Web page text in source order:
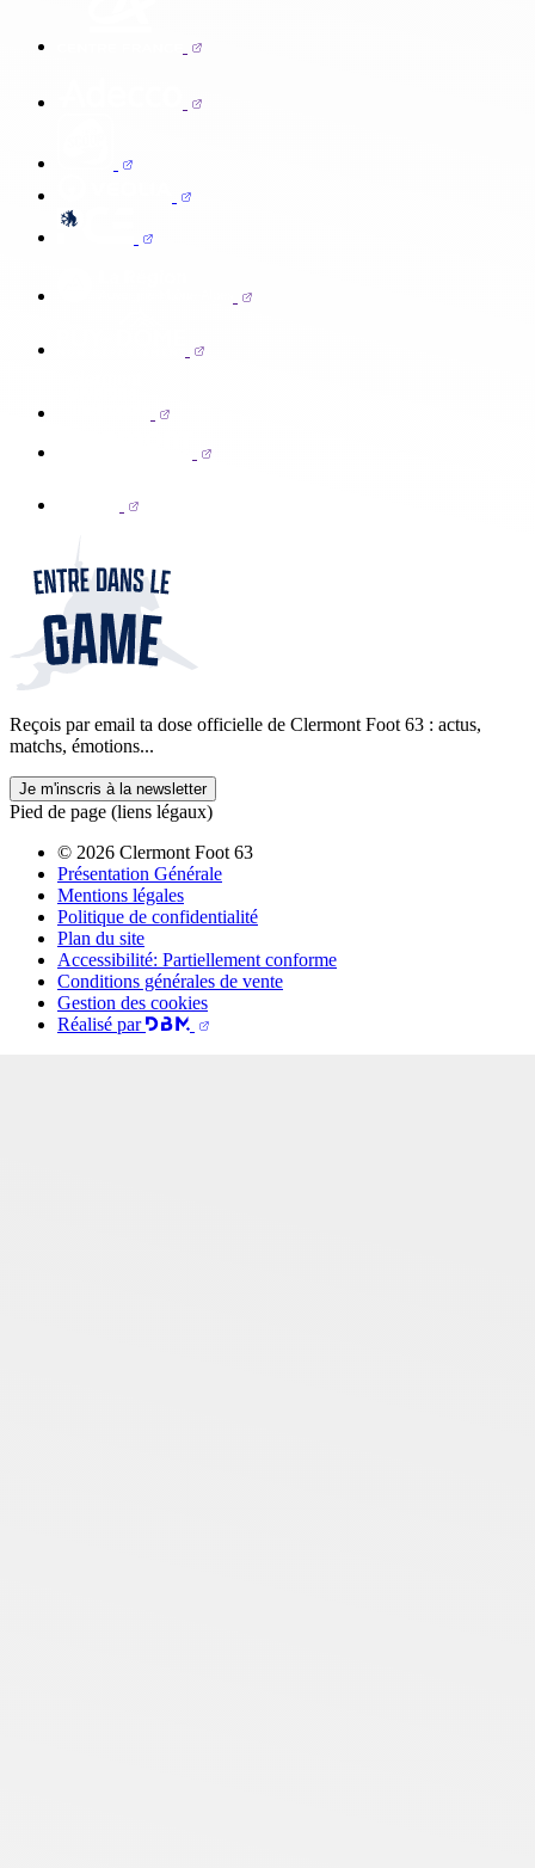
Reçois par email ta dose officielle de Clermont Foot 63 : actus,
matchs, émotions...
Je m'inscris à la newsletter
Pied de page (liens légaux)
© 2026 Clermont Foot 63
Présentation Générale
Mentions légales
Politique de confidentialité
Plan du site
Accessibilité: Partiellement conforme
Conditions générales de vente
Gestion des cookies
Réalisé par